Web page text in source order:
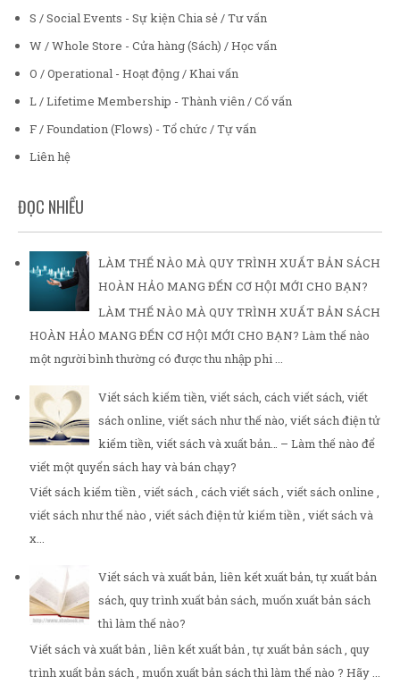
S / Social Events - Sự kiện Chia sẻ / Tư vấn
W / Whole Store - Cửa hàng (Sách) / Học vấn
O / Operational - Hoạt động / Khai vấn
L / Lifetime Membership - Thành viên / Cố vấn
F / Foundation (Flows) - Tổ chức / Tự vấn
Liên hệ
ĐỌC NHIỀU
LÀM THẾ NÀO MÀ QUY TRÌNH XUẤT BẢN SÁCH
HOÀN HẢO MANG ĐẾN CƠ HỘI MỚI CHO BẠN?
LÀM THẾ NÀO MÀ QUY TRÌNH XUẤT BẢN SÁCH
HOÀN HẢO MANG ĐẾN CƠ HỘI MỚI CHO BẠN? Làm thế nào
một người bình thường có được thu nhập phi ...
Viết sách kiếm tiền, viết sách, cách viết sách, viết
sách online, viết sách như thế nào, viết sách điện tử
kiếm tiền, viết sách và xuất bản… – Làm thế nào để
viết một quyển sách hay và bán chạy?
Viết sách kiếm tiền , viết sách , cách viết sách , viết sách online ,
viết sách như thế nào , viết sách điện tử kiếm tiền , viết sách và
x...
Viết sách và xuất bản, liên kết xuất bản, tự xuất bản
sách, quy trình xuất bản sách, muốn xuất bản sách
thì làm thế nào?
Viết sách và xuất bản , liên kết xuất bản , tự xuất bản sách , quy
trình xuất bản sách , muốn xuất bản sách thì làm thế nào ? Hãy ...